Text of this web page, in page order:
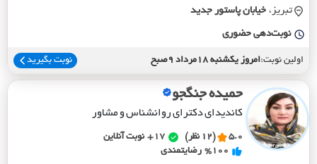
تبریز، خيابان پاستور جديد
نوبت‌دهی حضوری
اولین نوبت:امروز یکشنبه 18مرداد 9صبح نوبت بگیرید
حمیده جنگجو
کاندیدای دکترای روانشناس و مشاور
5.0 (12 نظر) 17+
نوبت آنلاین
%100 رضایتمندی